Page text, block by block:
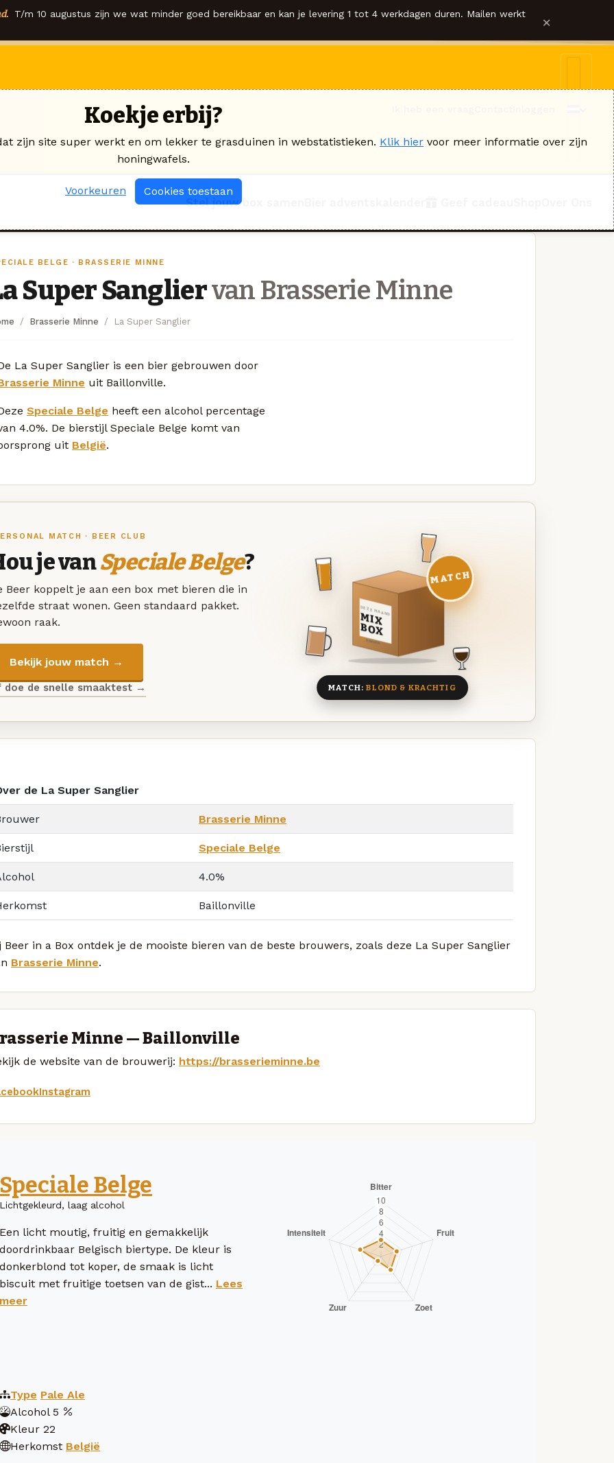
T/m 10 augustus zijn we wat minder goed bereikbaar en kan je levering 1 tot 4 werkdagen duren. Mailen werkt ×
Stel jouw box samen
BELGE · BRASSERIE MINNE
Super Sangliervan Brasserie Minne
Brasserie Minne La Super Sanglier
La Super Sanglier is een bier gebrouwen door
Minne uit Baillonville.
Speciale Belge heeft een alcohol percentage
4.0%. De bierstijl Speciale Belge komt van
uit België.
MATCH · BEER CLUB
je vanSpeciale Belge?
Beer koppelt je aan een box met bieren die in
straat wonen. Geen standaard pakket.
raak.
Bekijk jouw match →
doe de snelle smaaktest →
DEZE MAAND
MIX
BOX
8 BIEREN
MATCH
MATCH:BLOND & KRACHTIG
de La Super Sanglier
Brasserie Minne
Speciale Belge
4.0%
Baillonville
Beer in a Box ontdek je de mooiste bieren van de beste brouwers, zoals deze La Super Sanglier
Brasserie Minne.
Minne — Baillonville
de website van de brouwerij: https://brasserieminne.be
Instagram
Speciale Belge
Lichtgekleurd, laag alcohol
Een licht moutig, fruitig en gemakkelijk
doordrinkbaar Belgisch biertype. De kleur is
donkerblond tot koper, de smaak is licht
biscuit met fruitige toetsen van de gist... Lees
meer
Type Pale Ale
Alcohol 5
Kleur 22
Herkomst België
Koekje erbij?
zijn site super werkt en om lekker te grasduinen in webstatistieken. Klik hier voor meer informatie over zijn
honingwafels.
Voorkeuren Cookies toestaan